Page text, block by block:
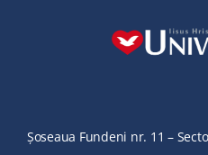
Șoseaua Fundeni nr. 11 –